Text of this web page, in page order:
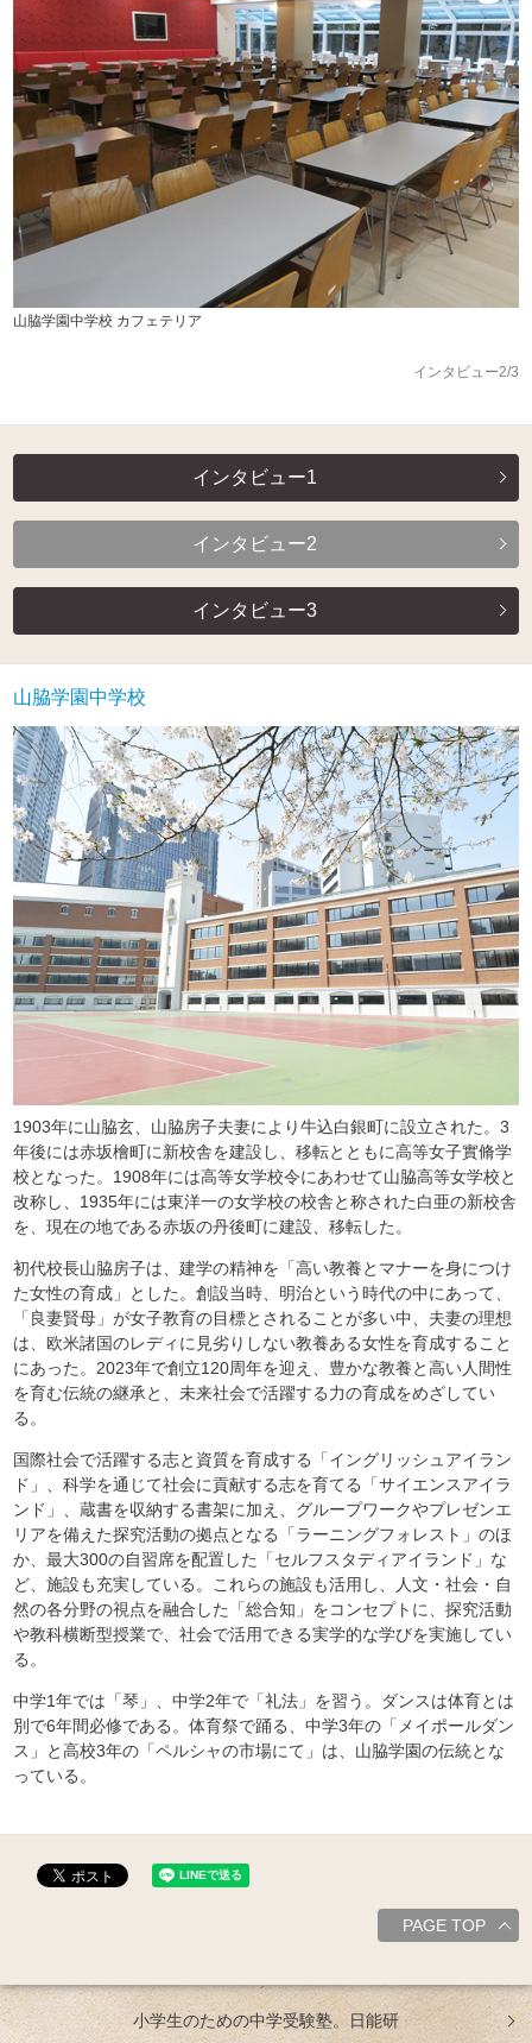
山脇学園中学校 カフェテリア
インタビュー2/3
インタビュー1
インタビュー2
インタビュー3
山脇学園中学校
1903年に山脇玄、山脇房子夫妻により牛込白銀町に設立された。3
年後には赤坂檜町に新校舎を建設し、移転とともに高等女子實脩学
校となった。1908年には高等女学校令にあわせて山脇高等女学校と
改称し、1935年には東洋一の女学校の校舎と称された白亜の新校舎
を、現在の地である赤坂の丹後町に建設、移転した。
初代校長山脇房子は、建学の精神を「高い教養とマナーを身につけ
た女性の育成」とした。創設当時、明治という時代の中にあって、
「良妻賢母」が女子教育の目標とされることが多い中、夫妻の理想
は、欧米諸国のレディに見劣りしない教養ある女性を育成すること
にあった。2023年で創立120周年を迎え、豊かな教養と高い人間性
を育む伝統の継承と、未来社会で活躍する力の育成をめざしてい
る。
国際社会で活躍する志と資質を育成する「イングリッシュアイラン
ド」、科学を通じて社会に貢献する志を育てる「サイエンスアイラ
ンド」、蔵書を収納する書架に加え、グループワークやプレゼンエ
リアを備えた探究活動の拠点となる「ラーニングフォレスト」のほ
か、最大300の自習席を配置した「セルフスタディアイランド」な
ど、施設も充実している。これらの施設も活用し、人文・社会・自
然の各分野の視点を融合した「総合知」をコンセプトに、探究活動
や教科横断型授業で、社会で活用できる実学的な学びを実施してい
る。
中学1年では「琴」、中学2年で「礼法」を習う。ダンスは体育とは
別で6年間必修である。体育祭で踊る、中学3年の「メイポールダン
ス」と高校3年の「ペルシャの市場にて」は、山脇学園の伝統とな
っている。
PAGE TOP
小学生のための中学受験塾。日能研